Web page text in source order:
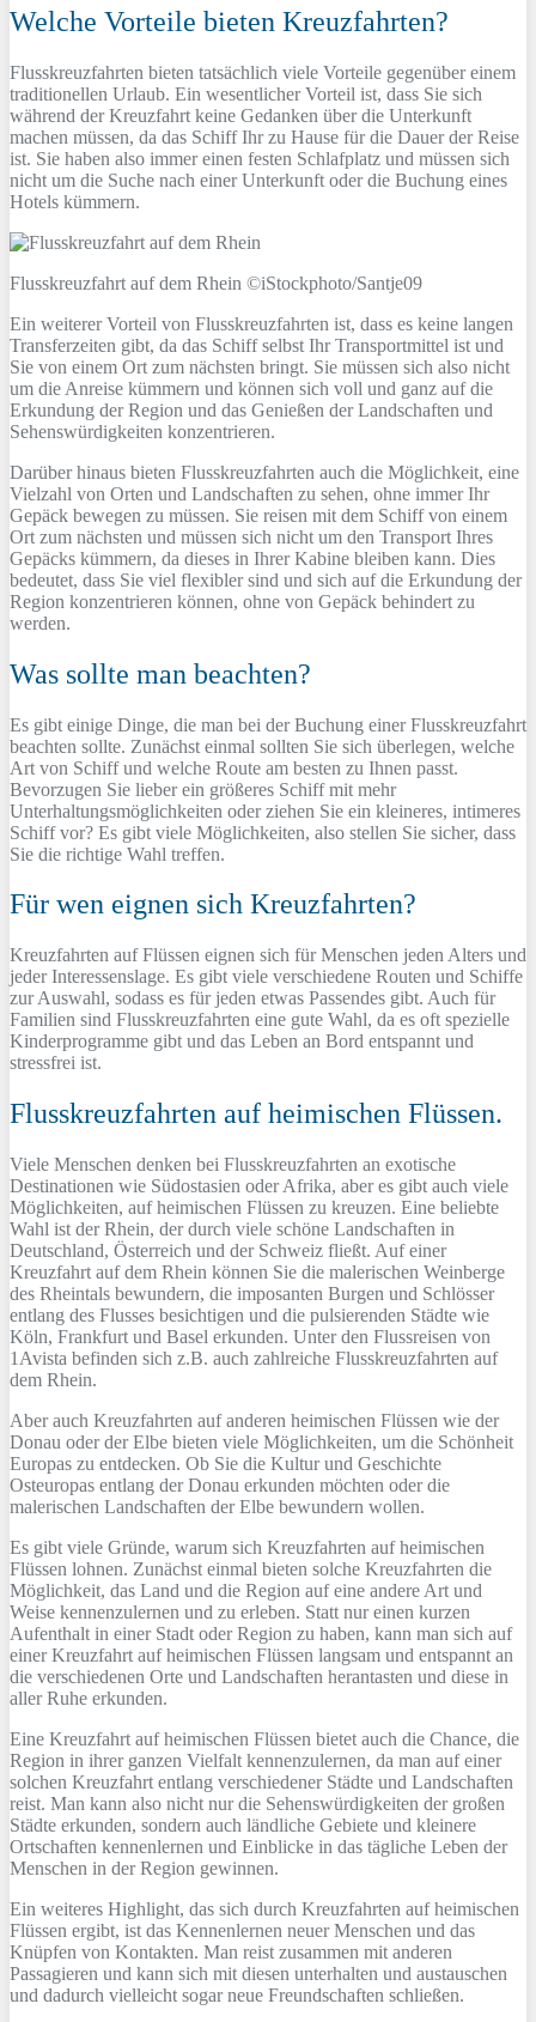
Welche Vorteile bieten Kreuzfahrten?
Flusskreuzfahrten bieten tatsächlich viele Vorteile gegenüber einem
traditionellen Urlaub. Ein wesentlicher Vorteil ist, dass Sie sich
während der Kreuzfahrt keine Gedanken über die Unterkunft
machen müssen, da das Schiff Ihr zu Hause für die Dauer der Reise
ist. Sie haben also immer einen festen Schlafplatz und müssen sich
nicht um die Suche nach einer Unterkunft oder die Buchung eines
Hotels kümmern.
Flusskreuzfahrt auf dem Rhein ©iStockphoto/Santje09
Ein weiterer Vorteil von Flusskreuzfahrten ist, dass es keine langen
Transferzeiten gibt, da das Schiff selbst Ihr Transportmittel ist und
Sie von einem Ort zum nächsten bringt. Sie müssen sich also nicht
um die Anreise kümmern und können sich voll und ganz auf die
Erkundung der Region und das Genießen der Landschaften und
Sehenswürdigkeiten konzentrieren.
Darüber hinaus bieten Flusskreuzfahrten auch die Möglichkeit, eine
Vielzahl von Orten und Landschaften zu sehen, ohne immer Ihr
Gepäck bewegen zu müssen. Sie reisen mit dem Schiff von einem
Ort zum nächsten und müssen sich nicht um den Transport Ihres
Gepäcks kümmern, da dieses in Ihrer Kabine bleiben kann. Dies
bedeutet, dass Sie viel flexibler sind und sich auf die Erkundung der
Region konzentrieren können, ohne von Gepäck behindert zu
werden.
Was sollte man beachten?
Es gibt einige Dinge, die man bei der Buchung einer Flusskreuzfahrt
beachten sollte. Zunächst einmal sollten Sie sich überlegen, welche
Art von Schiff und welche Route am besten zu Ihnen passt.
Bevorzugen Sie lieber ein größeres Schiff mit mehr
Unterhaltungsmöglichkeiten oder ziehen Sie ein kleineres, intimeres
Schiff vor? Es gibt viele Möglichkeiten, also stellen Sie sicher, dass
Sie die richtige Wahl treffen.
Für wen eignen sich Kreuzfahrten?
Kreuzfahrten auf Flüssen eignen sich für Menschen jeden Alters und
jeder Interessenslage. Es gibt viele verschiedene Routen und Schiffe
zur Auswahl, sodass es für jeden etwas Passendes gibt. Auch für
Familien sind Flusskreuzfahrten eine gute Wahl, da es oft spezielle
Kinderprogramme gibt und das Leben an Bord entspannt und
stressfrei ist.
Flusskreuzfahrten auf heimischen Flüssen.
Viele Menschen denken bei Flusskreuzfahrten an exotische
Destinationen wie Südostasien oder Afrika, aber es gibt auch viele
Möglichkeiten, auf heimischen Flüssen zu kreuzen. Eine beliebte
Wahl ist der Rhein, der durch viele schöne Landschaften in
Deutschland, Österreich und der Schweiz fließt. Auf einer
Kreuzfahrt auf dem Rhein können Sie die malerischen Weinberge
des Rheintals bewundern, die imposanten Burgen und Schlösser
entlang des Flusses besichtigen und die pulsierenden Städte wie
Köln, Frankfurt und Basel erkunden. Unter den Flussreisen von
1Avista befinden sich z.B. auch zahlreiche Flusskreuzfahrten auf
dem Rhein.
Aber auch Kreuzfahrten auf anderen heimischen Flüssen wie der
Donau oder der Elbe bieten viele Möglichkeiten, um die Schönheit
Europas zu entdecken. Ob Sie die Kultur und Geschichte
Osteuropas entlang der Donau erkunden möchten oder die
malerischen Landschaften der Elbe bewundern wollen.
Es gibt viele Gründe, warum sich Kreuzfahrten auf heimischen
Flüssen lohnen. Zunächst einmal bieten solche Kreuzfahrten die
Möglichkeit, das Land und die Region auf eine andere Art und
Weise kennenzulernen und zu erleben. Statt nur einen kurzen
Aufenthalt in einer Stadt oder Region zu haben, kann man sich auf
einer Kreuzfahrt auf heimischen Flüssen langsam und entspannt an
die verschiedenen Orte und Landschaften herantasten und diese in
aller Ruhe erkunden.
Eine Kreuzfahrt auf heimischen Flüssen bietet auch die Chance, die
Region in ihrer ganzen Vielfalt kennenzulernen, da man auf einer
solchen Kreuzfahrt entlang verschiedener Städte und Landschaften
reist. Man kann also nicht nur die Sehenswürdigkeiten der großen
Städte erkunden, sondern auch ländliche Gebiete und kleinere
Ortschaften kennenlernen und Einblicke in das tägliche Leben der
Menschen in der Region gewinnen.
Ein weiteres Highlight, das sich durch Kreuzfahrten auf heimischen
Flüssen ergibt, ist das Kennenlernen neuer Menschen und das
Knüpfen von Kontakten. Man reist zusammen mit anderen
Passagieren und kann sich mit diesen unterhalten und austauschen
und dadurch vielleicht sogar neue Freundschaften schließen.